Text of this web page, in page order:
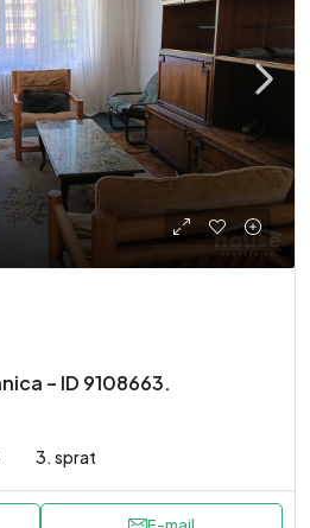
– ID 9108663.
3. sprat
E-mail